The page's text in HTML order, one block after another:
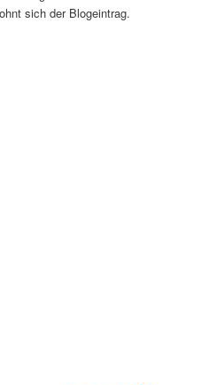
sich der Blogeintrag.